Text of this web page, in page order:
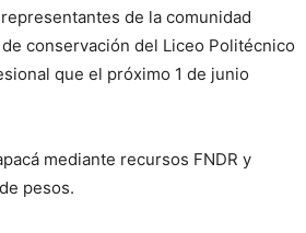
de la comunidad
conservación del Liceo Politécnico
que el próximo 1 de junio
mediante recursos FNDR y
pesos.